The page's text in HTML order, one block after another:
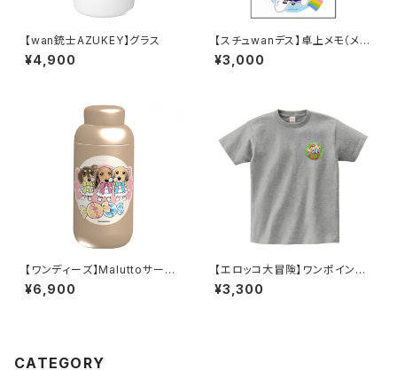
【wan銃士AZUKEY】グラス
¥4,900
【スチュwanデス】卓上メモ（メッ
セージカード）B
¥3,000
【ワンディーズ】Maluttoサーモ
ステンレスボトル 400ml／ベー
ジュA
¥6,900
【エロッコ大冒険】ワンポイント
Tシャツ／杢グレー
¥3,300
CATEGORY